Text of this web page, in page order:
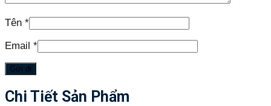
Tên *
Email *
Chi Tiết Sản Phẩm